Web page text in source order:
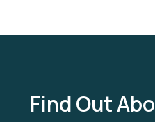
Find Out